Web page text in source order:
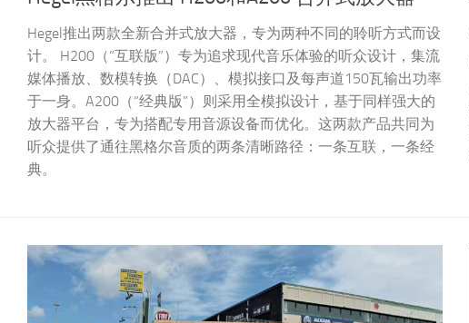
Hegel黑格尔推出 H200和A200 合并式放大器
Hegel推出两款全新合并式放大器，专为两种不同的聆听方式而设
计。 H200（“互联版”）专为追求现代音乐体验的听众设计，集流
媒体播放、数模转换（DAC）、模拟接口及每声道150瓦输出功率
于一身。A200（“经典版”）则采用全模拟设计，基于同样强大的
放大器平台，专为搭配专用音源设备而优化。这两款产品共同为
听众提供了通往黑格尔音质的两条清晰路径：一条互联，一条经